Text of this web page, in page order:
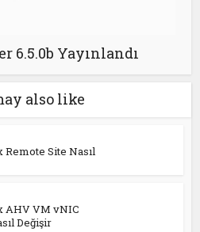
6.5.0b Yayınlandı
also like
Remote Site Nasıl
AHV VM vNIC
Değişir